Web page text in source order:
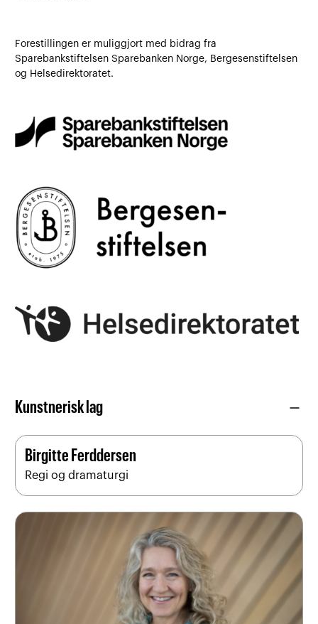
Forestillingen er muliggjort med bidrag fra
Sparebankstiftelsen Sparebanken Norge, Bergesenstiftelsen
og Helsedirektoratet.
Kunstnerisk lag remove
Birgitte Ferddersen
Regi og dramaturgi